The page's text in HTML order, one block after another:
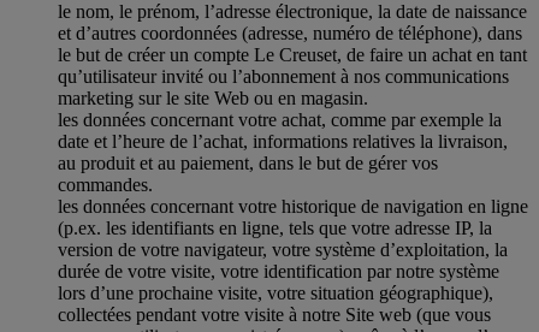
le nom, le prénom, l’adresse électronique, la date de naissance
et d’autres coordonnées (adresse, numéro de téléphone), dans
le but de créer un compte Le Creuset, de faire un achat en tant
qu’utilisateur invité ou l’abonnement à nos communications
marketing sur le site Web ou en magasin.
les données concernant votre achat, comme par exemple la
date et l’heure de l’achat, informations relatives la livraison,
au produit et au paiement, dans le but de gérer vos
commandes.
les données concernant votre historique de navigation en ligne
(p.ex. les identifiants en ligne, tels que votre adresse IP, la
version de votre navigateur, votre système d’exploitation, la
durée de votre visite, votre identification par notre système
lors d’une prochaine visite, votre situation géographique),
collectées pendant votre visite à notre Site web (que vous